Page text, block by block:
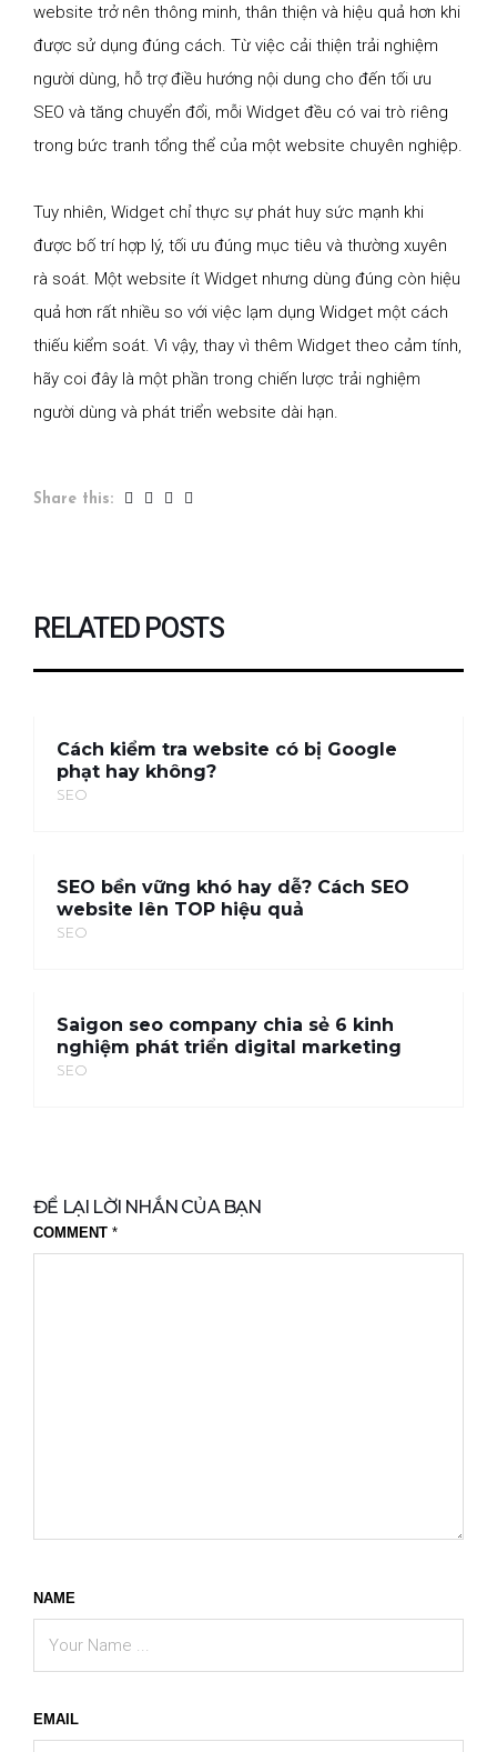
website trở nên thông minh, thân thiện và hiệu quả hơn khi
được sử dụng đúng cách. Từ việc cải thiện trải nghiệm
người dùng, hỗ trợ điều hướng nội dung cho đến tối ưu
SEO và tăng chuyển đổi, mỗi Widget đều có vai trò riêng
trong bức tranh tổng thể của một website chuyên nghiệp.
Tuy nhiên, Widget chỉ thực sự phát huy sức mạnh khi
được bố trí hợp lý, tối ưu đúng mục tiêu và thường xuyên
rà soát. Một website ít Widget nhưng dùng đúng còn hiệu
quả hơn rất nhiều so với việc lạm dụng Widget một cách
thiếu kiểm soát. Vì vậy, thay vì thêm Widget theo cảm tính,
hãy coi đây là một phần trong chiến lược trải nghiệm
người dùng và phát triển website dài hạn.
Share this:
RELATED POSTS
Cách kiểm tra website có bị Google
phạt hay không?
SEO
SEO bền vững khó hay dễ? Cách SEO
website lên TOP hiệu quả
SEO
Saigon seo company chia sẻ 6 kinh
nghiệm phát triển digital marketing
SEO
ĐỂ LẠI LỜI NHẮN CỦA BẠN
COMMENT *
NAME
EMAIL